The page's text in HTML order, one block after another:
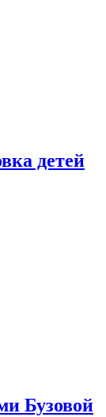
детей
Бузовой